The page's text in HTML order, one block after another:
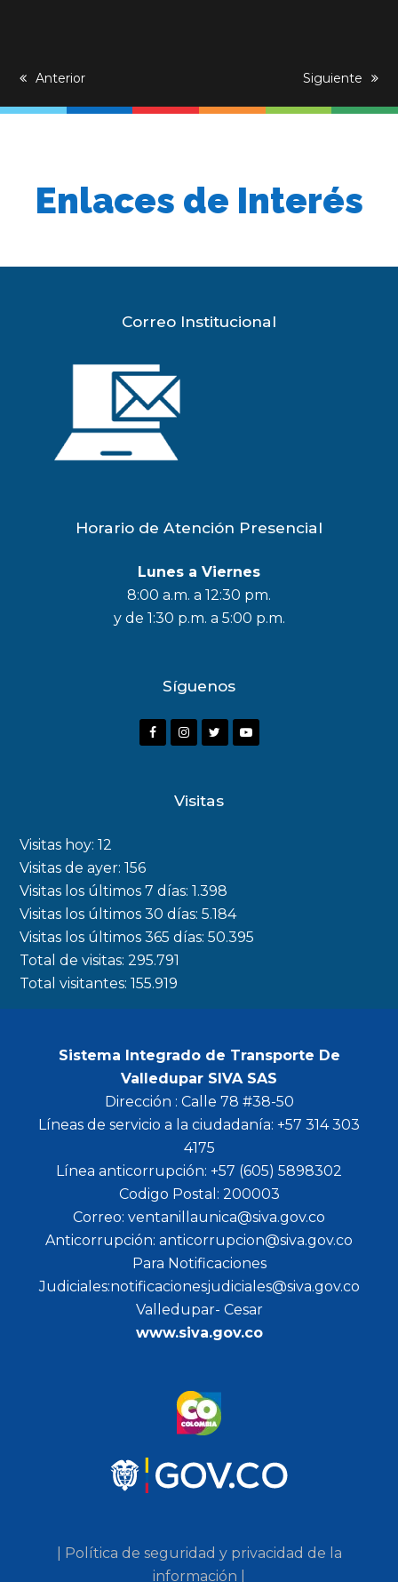
previous
Anterior
next
Siguiente
Enlaces de Interés
Correo Institucional
Horario de Atención Presencial
Lunes a Viernes
8:00 a.m. a 12:30 pm.
y de 1:30 p.m. a 5:00 p.m.
Síguenos
F
o
k
I
a
m
r
Y
Visitas
Visitas hoy:12
Visitas de ayer:156
Visitas los últimos 7 días:1.398
Visitas los últimos 30 días:5.184
Visitas los últimos 365 días:50.395
Total de visitas:295.791
Total visitantes:155.919
Sistema Integrado de Transporte De
Valledupar SIVA SAS
Dirección : Calle 78 #38-50
Líneas de servicio a la ciudadanía: +57 314 303
4175
Línea anticorrupción: +57 (605) 5898302
Codigo Postal: 200003
Correo: ventanillaunica@siva.gov.co
Anticorrupción: anticorrupcion@siva.gov.co
Para Notificaciones
Judiciales:notificacionesjudiciales@siva.gov.co
Valledupar- Cesar
www.siva.gov.co
| Política de seguridad y privacidad de la
información |